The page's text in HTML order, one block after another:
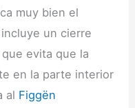
muy bien el
un cierre
evita que la
en la parte interior
al Figgën